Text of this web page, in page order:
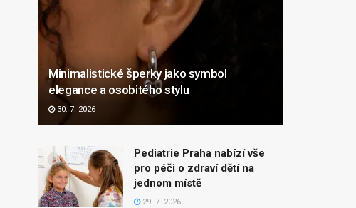
Minimalistické šperky jako symbol
elegance a osobitého stylu
30. 7. 2026
Pediatrie Praha nabízí vše
pro péči o zdraví dětí na
jednom místě
29. 7. 2026